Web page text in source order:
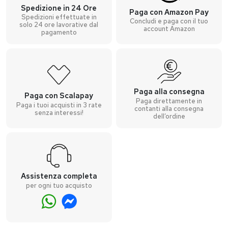
Spedizione in 24 Ore
Spedizioni effettuate in
solo 24 ore lavorative dal
pagamento
Paga con Amazon Pay
Concludi e paga con il tuo
account Amazon
Paga con Scalapay
Paga i tuoi acquisti in 3 rate
senza interessi!
Paga alla consegna
Paga direttamente in
contanti alla consegna
dell’ordine
Assistenza completa
per ogni tuo acquisto